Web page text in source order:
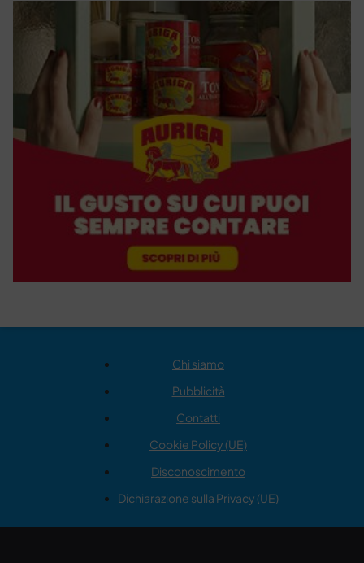
Chi siamo
Pubblicità
Contatti
Cookie Policy (UE)
Disconoscimento
Dichiarazione sulla Privacy (UE)